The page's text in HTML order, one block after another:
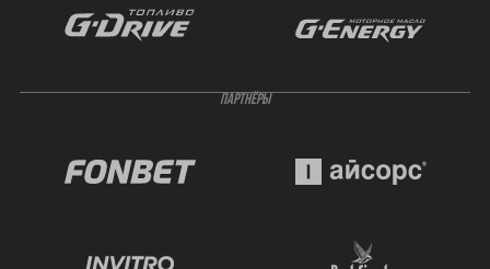
ПАРТНЁРЫ